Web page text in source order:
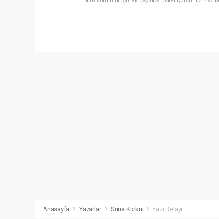
Anasayfa Yazarlar Suna Korkut Yazı Detayı